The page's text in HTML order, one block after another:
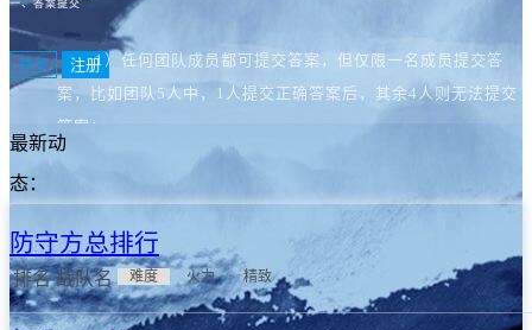
登录 注册
一、答案提交
1）任何团队成员都可提交答案，但仅限一名成员提交答
案，比如团队5人中，1人提交正确答案后，其余4人则无法提交
答案；
2）在最终成绩公布前请在【
章、所用工具、源代码等材料，且文章有理有据能够详细完成说
明自己获得答案的整个过程，否则不予发放奖品。
二、积分排名规则
最新动
态：
防守方总排行
排名 战队名 难度 火力 精致